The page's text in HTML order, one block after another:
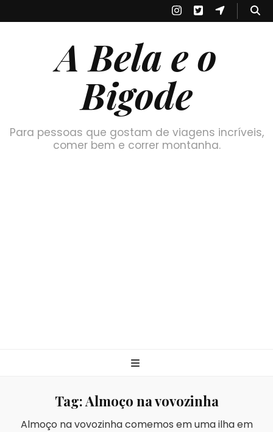
A Bela e o
Bigode
Para pessoas que gostam de viagens incríveis,
comer bem e correr montanha.
Tag:Almoço na vovozinha
Almoço na vovozinha comemos em uma ilha em